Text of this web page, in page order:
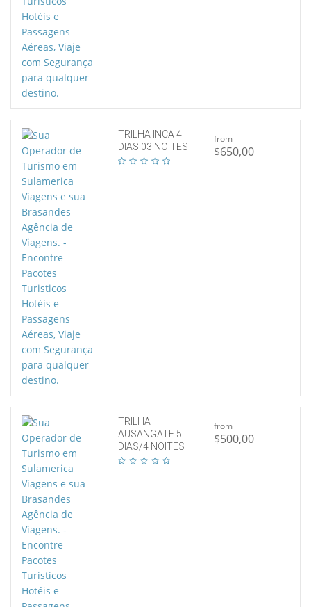
TRILHA INCA 4
DIAS 03 NOITES
from
$650,00
TRILHA
AUSANGATE 5
DIAS/4 NOITES
from
$500,00